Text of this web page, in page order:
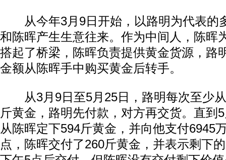
从今年3月9日开始，以路明为代表的
和陈晖产生生意往来。作为中间人，陈晖
搭起了桥梁，陈晖负责提供黄金货源，路
金额从陈晖手中购买黄金后转手。
从3月9日至5月25日，路明每次至少从
斤黄金，路明先付款，对方再交货。直到
从陈晖定下594斤黄金，并向他支付6945
点，陈晖交付了260斤黄金，并表示剩下